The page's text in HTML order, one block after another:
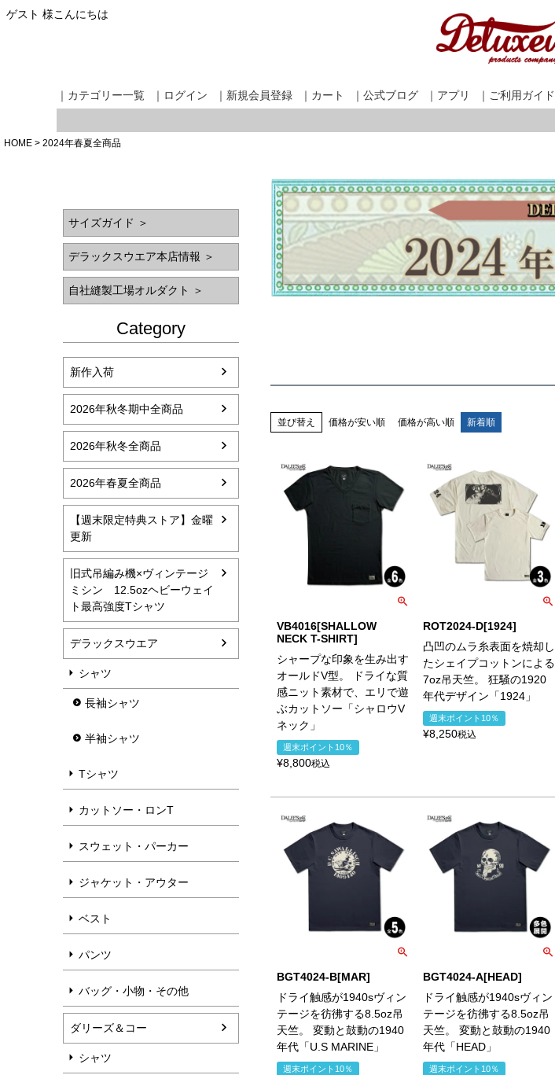
ゲスト 様こんにちは
｜カテゴリー一覧 ｜ログイン ｜新規会員登録 ｜カート ｜公式ブログ ｜アプリ ｜ご利用ガイド
HOME 2024年春夏全商品
サイズガイド ＞
デラックスウエア本店情報 ＞
自社縫製工場オルダクト ＞
Category
新作入荷
2026年秋冬期中全商品
2026年秋冬全商品
2026年春夏全商品
【週末限定特典ストア】金曜
更新
旧式吊編み機×ヴィンテージ
ミシン 12.5ozヘビーウェイ
ト最高強度Tシャツ
デラックスウエア
シャツ
長袖シャツ
半袖シャツ
Tシャツ
カットソー・ロンT
スウェット・パーカー
ジャケット・アウター
ベスト
パンツ
バッグ・小物・その他
ダリーズ＆コー
シャツ
並び替え 価格が安い順 価格が高い順 新着順
VB4016[SHALLOW
NECK T-SHIRT]
シャープな印象を生み出す
オールドV型。 ドライな質
感ニット素材で、エリで遊
ぶカットソー「シャロウV
ネック」
週末ポイント10％
¥8,800税込
ROT2024-D[1924]
凸凹のムラ糸表面を焼却し
たシェイプコットンによる
7oz吊天竺。 狂騒の1920
年代デザイン「1924」
週末ポイント10％
¥8,250税込
BGT4024-B[MAR]
ドライ触感が1940sヴィン
テージを彷彿する8.5oz吊
天竺。 変動と鼓動の1940
年代「U.S MARINE」
週末ポイント10％
BGT4024-A[HEAD]
ドライ触感が1940sヴィン
テージを彷彿する8.5oz吊
天竺。 変動と鼓動の1940
年代「HEAD」
週末ポイント10％